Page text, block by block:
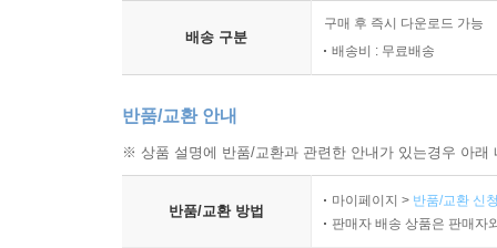
배송 구분
구매 후 즉시 다운로드 가능
배송비 : 무료배송
반품/교환 안내
※ 상품 설명에 반품/교환과 관련한 안내가 있는경우 아
반품/교환 방법
마이페이지 > 반품/교환 신
판매자 배송 상품은 판매자